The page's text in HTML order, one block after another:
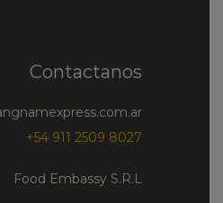
Contactanos
+54 911 2509 8027
Food Embassy S.R.L